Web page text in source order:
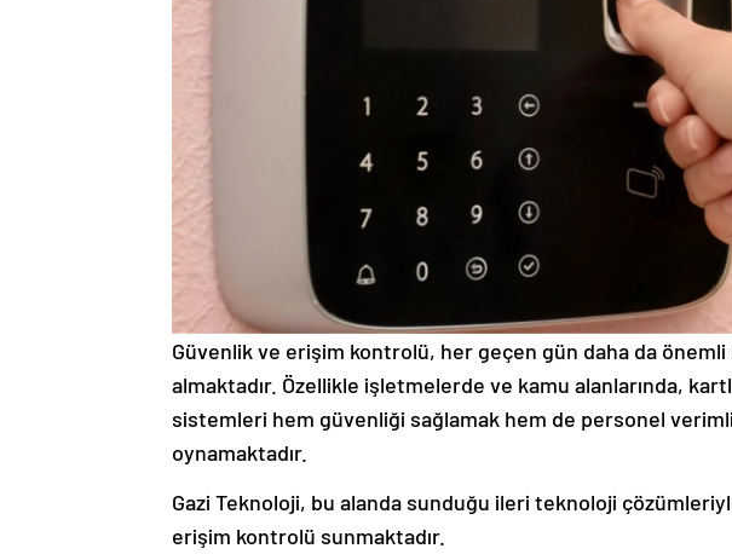
Güvenlik ve erişim kontrolü, her geçen gün daha da
almaktadır. Özellikle işletmelerde ve kamu alanlarında,
sistemleri hem güvenliği sağlamak hem de personel
oynamaktadır.
Gazi Teknoloji, bu alanda sunduğu ileri teknoloji
erişim kontrolü sunmaktadır.